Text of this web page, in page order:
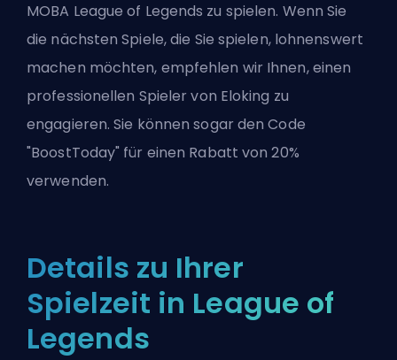
MOBA League of Legends zu spielen. Wenn Sie
die nächsten Spiele, die Sie spielen, lohnenswert
machen möchten, empfehlen wir Ihnen, einen
professionellen Spieler von Eloking zu
engagieren. Sie können sogar den Code
"BoostToday" für einen Rabatt von 20%
verwenden.
Details zu Ihrer
Spielzeit in League of
Legends